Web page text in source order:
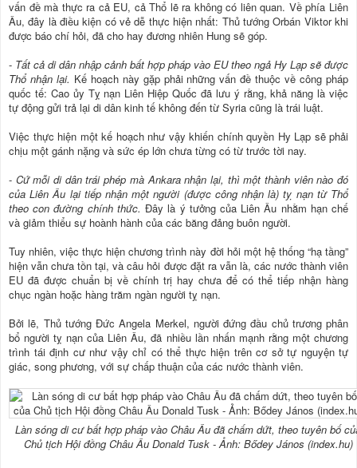
vấn đề mà thực ra cả EU, cả Thổ lẽ ra không có liên quan. Về phía Liên
Âu, đây là điều kiện có vẻ dễ thực hiện nhất: Thủ tướng Orbán Viktor khi
được báo chí hỏi, đã cho hay đương nhiên Hung sẽ góp.
- Tất cả di dân nhập cảnh bất hợp pháp vào EU theo ngả Hy Lạp sẽ được
Thổ nhận lại. Kế hoạch này gặp phải những vấn đề thuộc về công pháp
quốc tế: Cao ủy Tỵ nạn Liên Hiệp Quốc đã lưu ý rằng, khả năng là việc
tự động gửi trả lại di dân kinh tế không đến từ Syria cũng là trái luật.
Việc thực hiện một kế hoạch như vậy khiến chính quyền Hy Lạp sẽ phải
chịu một gánh nặng và sức ép lớn chưa từng có từ trước tời nay.
- Cứ mỗi di dân trái phép mà Ankara nhận lại, thì một thành viên nào đó
của Liên Âu lại tiếp nhận một người (được công nhận là) tỵ nạn từ Thổ
theo con đường chính thức. Đây là ý tưởng của Liên Âu nhằm hạn chế
và giảm thiểu sự hoành hành của các băng đảng buôn người.
Tuy nhiên, việc thực hiện chương trình này đời hỏi một hệ thống “hạ tầng”
hiện vẫn chưa tồn tại, và câu hỏi được đặt ra vẫn là, các nước thành viên
EU đã được chuẩn bị về chính trị hay chưa để có thể tiếp nhận hàng
chục ngàn hoặc hàng trăm ngàn người tỵ nạn.
Bởi lẽ, Thủ tướng Đức Angela Merkel, người đứng đầu chủ trương phân
bổ người tỵ nạn của Liên Âu, đã nhiều lần nhấn mạnh rằng một chương
trình tái định cư như vậy chỉ có thể thực hiện trên cơ sở tự nguyện tự
giác, song phương, với sự chấp thuận của các nước thành viên.
Làn sóng di cư bất hợp pháp vào Châu Âu đã chấm dứt, theo tuyên bố
Chủ tịch Hội đồng Châu Âu Donald Tusk - Ảnh: Bődey János (index.hu)